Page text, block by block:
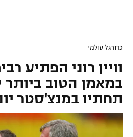
גביע הטוטו
ליגיונרים
גביע המדינה
ליגת האלופות
ליגה אירופית
ליגה אנגלית
כדורסל ישראלי
ליגת ווינר סל
ליגה לאומית
כדורסל עולמי
כדורגל עולמי
וויין רוני הפתיע
במאמן הטוב
תחתיו במנצ'סטר